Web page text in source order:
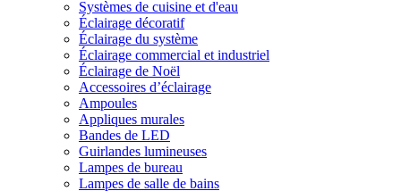
Systèmes de cuisine et d'eau
Éclairage décoratif
Éclairage du système
Éclairage commercial et industriel
Éclairage de Noël
Accessoires d’éclairage
Ampoules
Appliques murales
Bandes de LED
Guirlandes lumineuses
Lampes de bureau
Lampes de salle de bains